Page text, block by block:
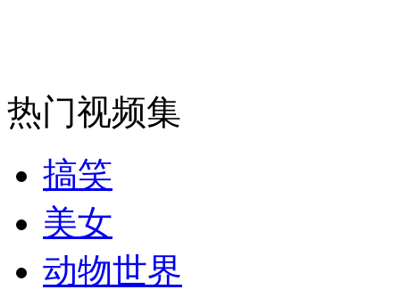
纽约上演“枕头大战”
司机酒驾遇交警 急速倒车逃窜
热门视频集
搞笑
美女
动物世界